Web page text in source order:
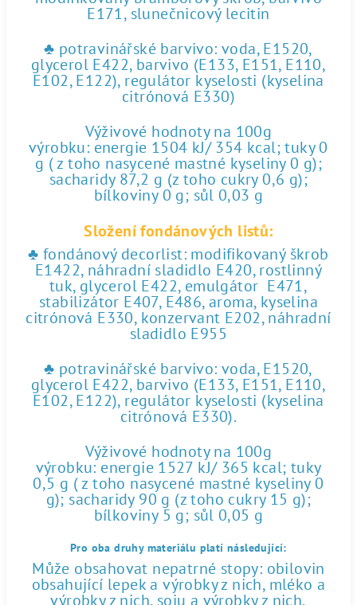
E171, slunečnicový lecitin
♣ potravinářské barvivo: voda, E1520,
glycerol E422, barvivo (E133, E151, E110,
E102, E122), regulátor kyselosti (kyselina
citrónová E330)
Výživové hodnoty na 100g
výrobku: energie 1504 kJ/ 354 kcal; tuky 0
g ( z toho nasycené mastné kyseliny 0 g);
sacharidy 87,2 g (z toho cukry 0,6 g);
bílkoviny 0 g; sůl 0,03 g
Složení fondánových listů:
♣ fondánový decorlist: modifikovaný škrob
E1422, náhradní sladidlo E420, rostlinný
tuk, glycerol E422, emulgátor E471,
stabilizátor E407, E486, aroma, kyselina
citrónová E330, konzervant E202, náhradní
sladidlo E955
♣ potravinářské barvivo: voda, E1520,
glycerol E422, barvivo (E133, E151, E110,
E102, E122), regulátor kyselosti (kyselina
citrónová E330).
Výživové hodnoty na 100g
výrobku: energie 1527 kJ/ 365 kcal; tuky
0,5 g ( z toho nasycené mastné kyseliny 0
g); sacharidy 90 g (z toho cukry 15 g);
bílkoviny 5 g; sůl 0,05 g
Pro oba druhy materiálu platí následující:
Může obsahovat nepatrné stopy: obilovin
obsahující lepek a výrobky z nich, mléko a
výrobky z nich, soju a výrobky z nich,